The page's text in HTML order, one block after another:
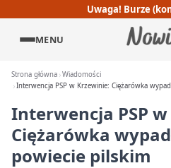
Uwaga! Burze
MENU
Strona główna Wiadomości
Interwencja PSP w Krzewinie: Ciężarówka
Interwencja PSP
Ciężarówka
powiecie pilskim